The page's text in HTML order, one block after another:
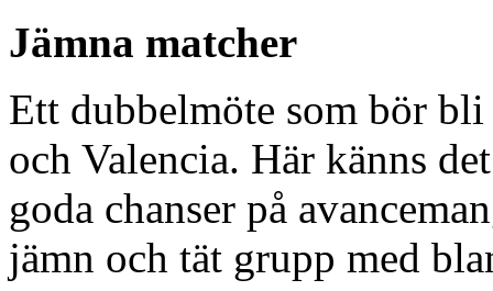
Jämna matcher
Ett dubbelmöte som bör
och Valencia. Här känns
goda chanser på
jämn och tät grupp med